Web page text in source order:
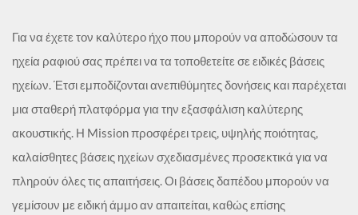
Για να έχετε τον καλύτερο ήχο που μπορούν να αποδώσουν τα
ηχεία ραφιού σας πρέπει να τα τοποθετείτε σε ειδικές βάσεις
ηχείων. Έτσι εμποδίζονται ανεπιθύμητες δονήσεις και παρέχεται
μια σταθερή πλατφόρμα για την εξασφάλιση καλύτερης
ακουστικής. Η Mission προσφέρει τρεις, υψηλής ποιότητας,
καλαίσθητες βάσεις ηχείων σχεδιασμένες προσεκτικά για να
πληρούν όλες τις απαιτήσεις. Οι βάσεις δαπέδου μπορούν να
γεμίσουν με ειδική άμμο αν απαιτείται, καθώς επίσης